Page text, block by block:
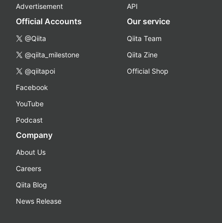
Advertisement
API
Official Accounts
@Qiita
@qiita_milestone
@qiitapoi
Facebook
YouTube
Podcast
Our service
Qiita Team
Qiita Zine
Official Shop
Company
About Us
Careers
Qiita Blog
News Release